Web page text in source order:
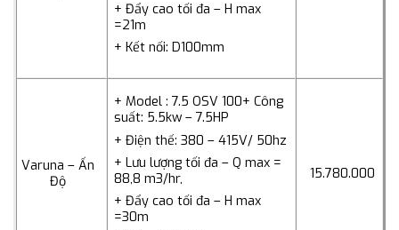
+ Đẩy cao tối đa – H max
=21m
+ Kết nối: D100mm
Varuna – Ấn
Độ
+ Model : 7.5 OSV 100+ Công
suất: 5.5kw – 7.5HP
+ Điện thế: 380 – 415V/ 50hz
+ Lưu lượng tối đa – Q max =
88,8 m3/hr,
+ Đẩy cao tối đa – H max
=30m
15.780.000